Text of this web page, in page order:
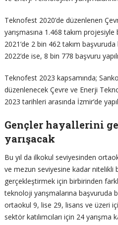
Teknofest 2020’de düzenlenen
yarışmasına 1.468 takım
2021’de 2 bin 462 takım
2022’de ise, 8 bin 778 başvuru
Teknofest 2023 kapsamında;
düzenlenecek Çevre ve Enerji
2023 tarihleri arasında İzmir’de
Gençler hayallerini
yarışacak
Bu yıl da ilkokul seviyesinden
ve mezun seviyesine kadar nitelikli
gerçekleştirmek için birbirinden
teknoloji yarışmalarına başvuruda
ortaokul 9, lise 29, lisans ve üzeri
sektör katılımcıları için 24 yarışma